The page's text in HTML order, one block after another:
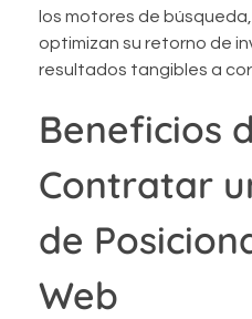
los motores de
optimizan su retorno de
resultados tangibles a
Beneficios
Contratar
de
Web